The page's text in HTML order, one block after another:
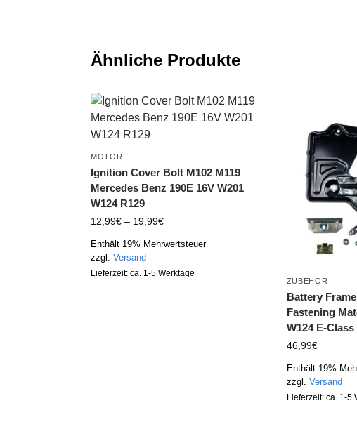
Ähnliche Produkte
MOTOR
Ignition Cover Bolt M102 M119
Mercedes Benz 190E 16V W201
W124 R129
12,99€ – 19,99€
Enthält 19% Mehrwertsteuer
zzgl. Versand
Lieferzeit: ca. 1-5 Werktage
ZUBEHÖR
Battery
Fastening
W124 E-Class
46,99€
Enthält 19%
zzgl. Versand
Lieferzeit: ca. 1-5